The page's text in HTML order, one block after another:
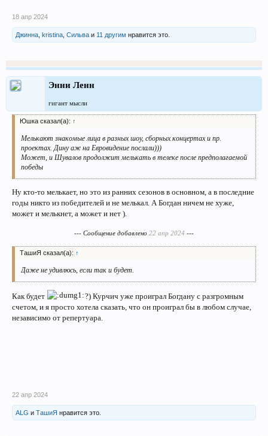
18 апр 2024
Джинна kristina Сильва и 11 другим нравится это.
Энни Ленн
гигант мысли
Юшка сказал(а): ↑
Мелькают знакомые лица в разных шоу, сборных концертах и пр.
проектах. Дину аж на Евровидение послали)))
Может, и Шувалов продолжит мелькать в телеке после предполагаемой
победы
Ну кто-то мелькает, но это из ранних сезонов в основном, а в последние
годы никто из победителей и не мелькал. А Богдан ничем не хуже,
может и мелькнет, а может и нет ).
--- Сообщение добавлено 22 апр 2024 ---
ТашиЯ сказал(а): ↑
Даже не удивлюсь, если так и будет.
Как будет
?) Курчич уже проиграл Богдану с разгромным
счетом, и я просто хотела сказать, что он проиграл бы в любом случае,
независимо от репертуара.
22 апр 2024
ALG и ТашиЯ нравится это.